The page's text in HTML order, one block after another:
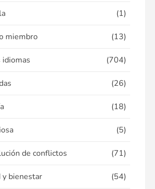
(1)
miembro (13)
idiomas (704)
(26)
(18)
(5)
de conflictos (71)
y bienestar (54)